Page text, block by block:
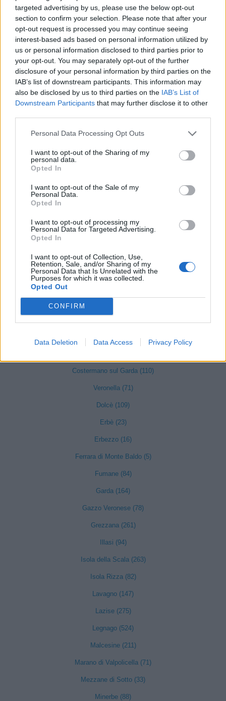
targeted advertising by us, please use the below opt-out
section to confirm your selection. Please note that after your
opt-out request is processed you may continue seeing
interest-based ads based on personal information utilized by
us or personal information disclosed to third parties prior to
your opt-out. You may separately opt-out of the further
disclosure of your personal information by third parties on the
IAB’s list of downstream participants. This information may
also be disclosed by us to third parties on the IAB’s List of
Downstream Participants that may further disclose it to other
Personal Data Processing Opt Outs
I want to opt-out of the Sharing of my
personal data.
Opted In
I want to opt-out of the Sale of my
Personal Data.
Opted In
I want to opt-out of processing my
Personal Data for Targeted Advertising.
Opted In
I want to opt-out of Collection, Use,
Retention, Sale, and/or Sharing of my
Personal Data that Is Unrelated with the
Purposes for which it was collected.
Opted Out
CONFIRM
Data Deletion Data Access Privacy Policy
Boschi Sant'Anna (22)
Bosco Chiesanuova (67)
Bovolone (323)
Brentino Belluno (26)
Brenzone sul Garda (73)
Bussolengo (561)
Buttapietra (117)
Caldiero (169)
Caprino Veronese (174)
Castagnaro (49)
Castelnuovo del Garda (347)
Cazzano di Tramigna (31)
Cerea (422)
Cerro Veronese (25)
Colognola ai Colli (186)
Costermano sul Garda (110)
Veronella (71)
Dolcè (109)
Erbè (23)
Erbezzo (16)
Ferrara di Monte Baldo (5)
Fumane (84)
Garda (164)
Gazzo Veronese (78)
Grezzana (261)
Illasi (94)
Isola della Scala (263)
Isola Rizza (82)
Lavagno (147)
Lazise (275)
Legnago (524)
Malcesine (211)
Marano di Valpolicella (71)
Mezzane di Sotto (33)
Minerbe (88)